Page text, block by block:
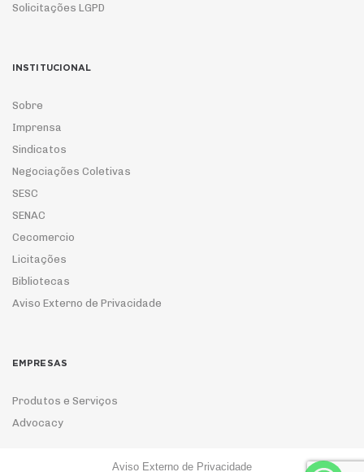
Solicitações LGPD
INSTITUCIONAL
Sobre
Imprensa
Sindicatos
Negociações Coletivas
SESC
SENAC
Cecomercio
Licitações
Bibliotecas
Aviso Externo de Privacidade
EMPRESAS
Produtos e Serviços
Advocacy
Aviso Externo de Privacidade